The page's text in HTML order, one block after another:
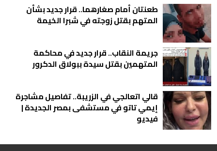
طعنتان أمام صغارهما.. قرار جديد بشأن
المتهم بقتل زوجته في شبرا الخيمة
جريمة النقاب.. قرار جديد في محاكمة
المتهمين بقتل سيدة ببولاق الدكرور
قالي اتعالجي في الزريبة.. تفاصيل مشاجرة
إيمي تاتو في مستشفى بمصر الجديدة |
فيديو